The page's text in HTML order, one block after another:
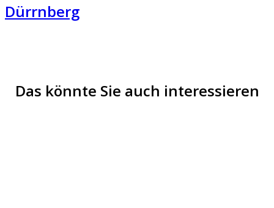
Dürrnberg
Das könnte Sie auch interessieren